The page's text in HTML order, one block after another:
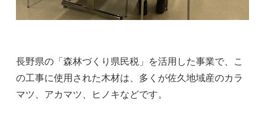
長野県の「森林づくり県民税」を活用した事業で、こ
の工事に使用された木材は、多くが佐久地域産のカラ
マツ、アカマツ、ヒノキなどです。